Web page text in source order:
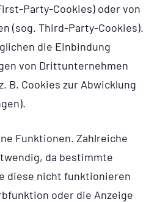
Party-Cookies) oder von
(sog. Third-Party-Cookies).
die Einbindung
von Dritt­un­ter­nehmen
B. Cookies zur Abwicklung
Funktionen. Zahlreiche
da bestimmte
diese nicht funktionieren
oder die Anzeige